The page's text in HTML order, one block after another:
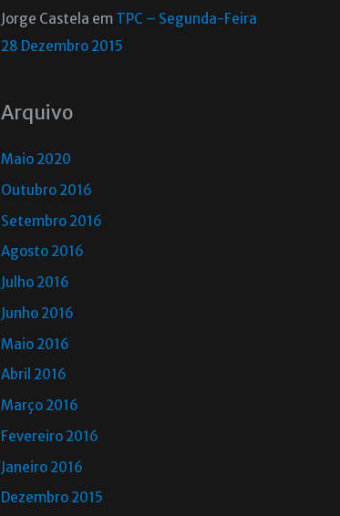
Jorge Castela em TPC – Segunda-Feira
28 Dezembro 2015
Arquivo
Maio 2020
Outubro 2016
Setembro 2016
Agosto 2016
Julho 2016
Junho 2016
Maio 2016
Abril 2016
Março 2016
Fevereiro 2016
Janeiro 2016
Dezembro 2015